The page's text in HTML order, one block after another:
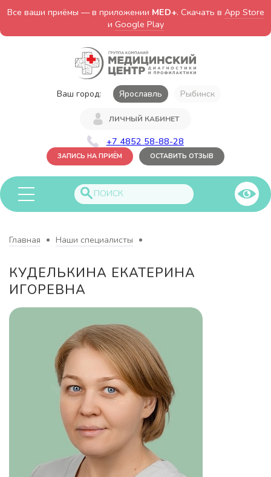
Все ваши приёмы — в приложении MED+. Скачать в App Store
и Google Play
Ваш город: Ярославль Рыбинск
ЛИЧНЫЙ КАБИНЕТ
+7 4852 58-88-28
ЗАПИСЬ НА ПРИЁМ ОСТАВИТЬ ОТЗЫВ
Главная Наши специалисты
КУДЕЛЬКИНА ЕКАТЕРИНА
ИГОРЕВНА